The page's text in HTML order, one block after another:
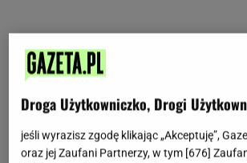
Droga Użytkowniczko, Drogi
jeśli wyrazisz zgodę klikając „Akceptuję”,
oraz jej Zaufani Partnerzy, w tym [676]